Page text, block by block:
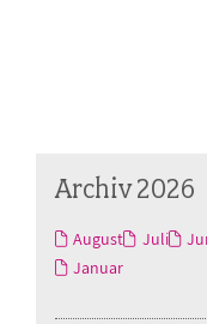
Archiv 2026
August Juli
Januar